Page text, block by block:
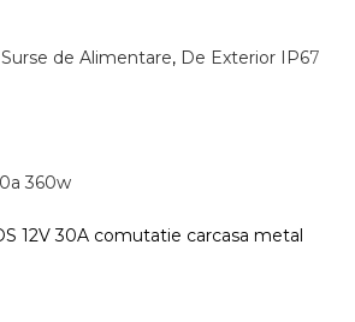
Surse de Alimentare, De Exterior IP67